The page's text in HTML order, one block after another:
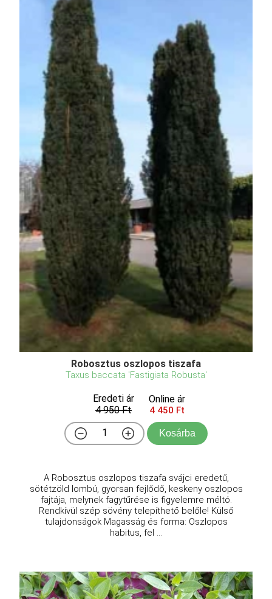
Robosztus oszlopos tiszafa
Taxus baccata 'Fastigiata Robusta'
Eredeti ár
4 950 Ft
Online ár
4 450 Ft
Kosárba
A Robosztus oszlopos tiszafa svájci eredetű,
sötétzöld lombú, gyorsan fejlődő, keskeny oszlopos
fajtája, melynek fagytűrése is figyelemre méltó.
Rendkívül szép sövény telepíthető belőle! Külső
tulajdonságok Magasság és forma: Oszlopos
habitus, fel ...